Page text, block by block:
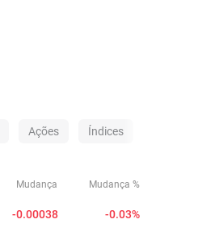
Ações Índices
Mudança Mudança %
-0.00013 -0.01%